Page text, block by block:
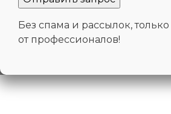
Без спама и рассылок,
от профессионалов!